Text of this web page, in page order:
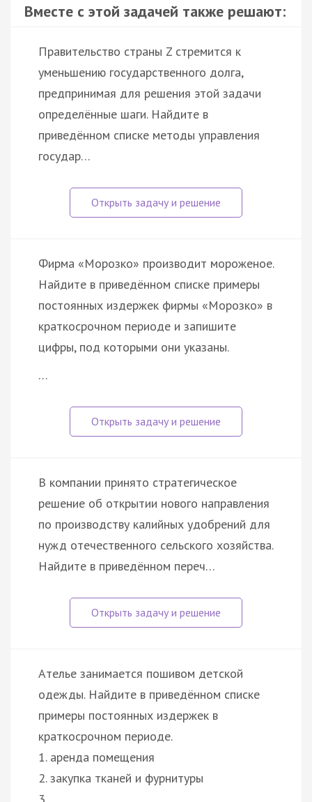
Вместе с этой задачей также решают:
Правительство страны Z стремится к
уменьшению государственного долга,
предпринимая для решения этой задачи
определённые шаги. Найдите в
приведённом списке методы управления
государ…
Фирма «Морозко» производит мороженое.
Найдите в приведённом списке примеры
постоянных издержек фирмы «Морозко» в
краткосрочном периоде и запишите
цифры, под которыми они указаны.
…
В компании принято стратегическое
решение об открытии нового направления
по производству калийных удобрений для
нужд отечественного сельского хозяйства.
Найдите в приведённом переч…
Ателье занимается пошивом детской
одежды. Найдите в приведённом списке
примеры постоянных издержек в
краткосрочном периоде.
1. аренда помещения
2. закупка тканей и фурнитуры
3…